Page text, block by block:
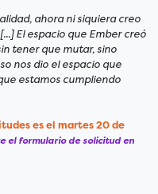
ahora ni siquiera creo
El espacio que Ember creó
tener que mutar, sino
nos dio el espacio que
estamos cumpliendo
es el martes 20 de
el formulario de solicitud en